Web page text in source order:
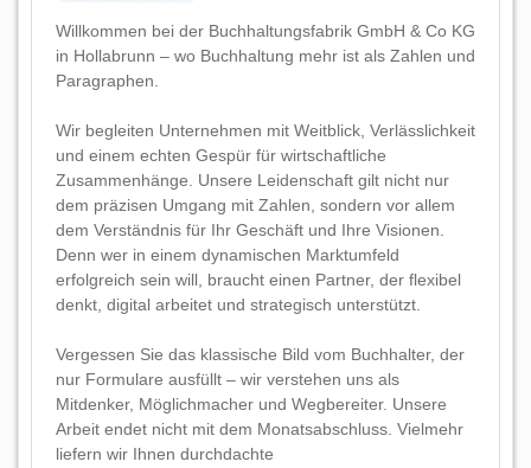
Willkommen bei der Buchhaltungsfabrik GmbH & Co KG
in Hollabrunn – wo Buchhaltung mehr ist als Zahlen und
Paragraphen.
Wir begleiten Unternehmen mit Weitblick, Verlässlichkeit
und einem echten Gespür für wirtschaftliche
Zusammenhänge. Unsere Leidenschaft gilt nicht nur
dem präzisen Umgang mit Zahlen, sondern vor allem
dem Verständnis für Ihr Geschäft und Ihre Visionen.
Denn wer in einem dynamischen Marktumfeld
erfolgreich sein will, braucht einen Partner, der flexibel
denkt, digital arbeitet und strategisch unterstützt.
Vergessen Sie das klassische Bild vom Buchhalter, der
nur Formulare ausfüllt – wir verstehen uns als
Mitdenker, Möglichmacher und Wegbereiter. Unsere
Arbeit endet nicht mit dem Monatsabschluss. Vielmehr
liefern wir Ihnen durchdachte